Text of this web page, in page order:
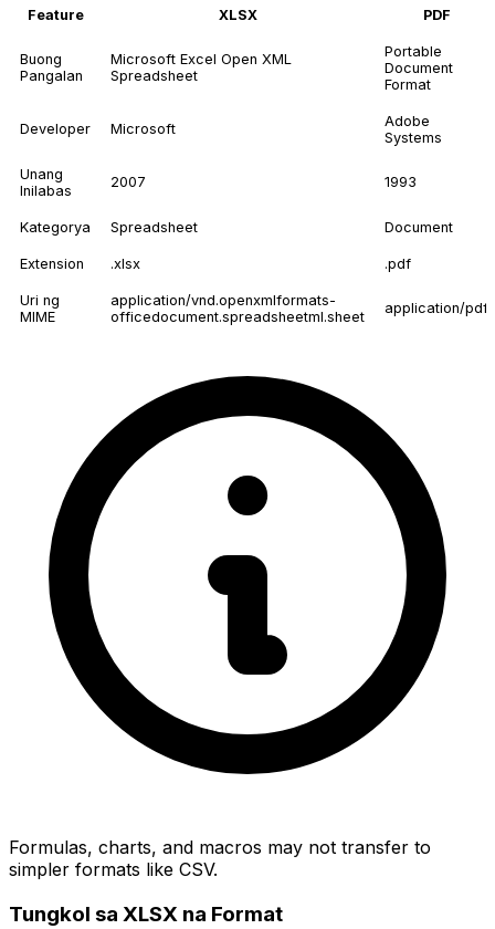
Feature XLSX PDF
Buong
Pangalan
Microsoft Excel Open XML
Spreadsheet
Portable
Document
Format
Developer Microsoft
Adobe
Systems
Unang
Inilabas
2007 1993
Kategorya Spreadsheet Document
Extension .xlsx .pdf
Uri ng
MIME
application/vnd.openxmlformats-
officedocument.spreadsheetml.sheet
application/pdf
Formulas, charts, and macros may not transfer to
simpler formats like CSV.
Tungkol sa XLSX na Format